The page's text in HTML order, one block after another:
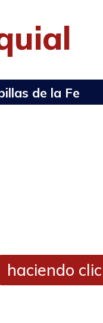
de la Fe
haciendo